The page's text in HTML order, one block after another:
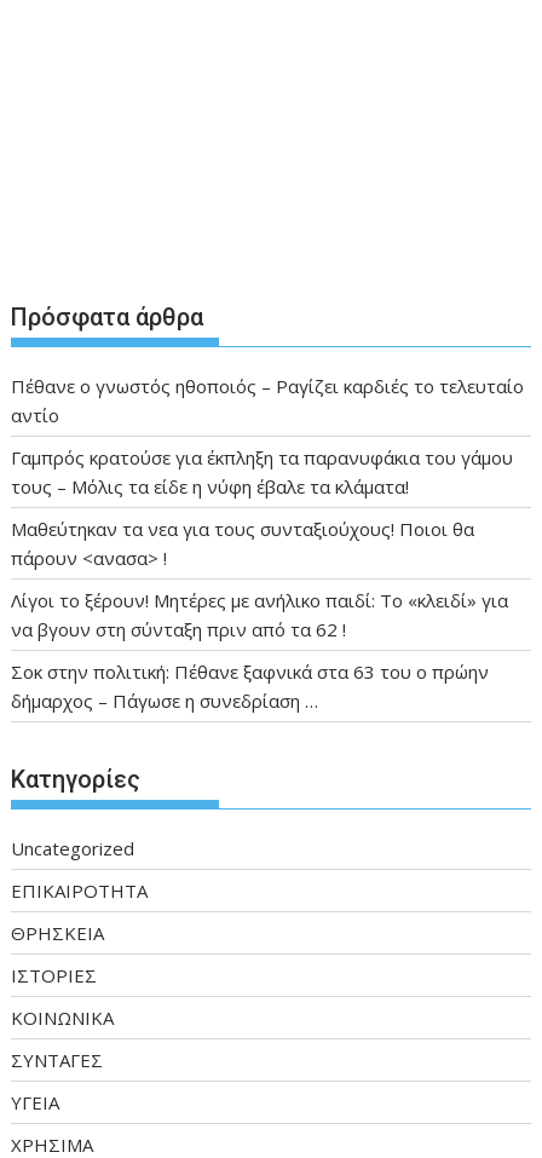
Πρόσφατα άρθρα
Πέθανε ο γνωστός ηθοποιός – Ραγίζει καρδιές το τελευταίο
αντίο
Γαμπρός κρατούσε για έκπληξη τα παρανυφάκια του γάμου
τους – Μόλις τα είδε η νύφη έβαλε τα κλάματα!
Μαθεύτηκαν τα νεα για τους συνταξιούχους! Ποιοι θα
πάρουν <ανασα> !
Λίγοι το ξέρουν! Μητέρες με ανήλικο παιδί: Το «κλειδί» για
να βγουν στη σύνταξη πριν από τα 62 !
Σοκ στην πολιτική: Πέθανε ξαφνικά στα 63 του ο πρώην
δήμαρχος – Πάγωσε η συνεδρίαση …
Kατηγορίες
Uncategorized
ΕΠΙΚΑΙΡΟΤΗΤΑ
ΘΡΗΣΚΕΙΑ
ΙΣΤΟΡΙΕΣ
ΚΟΙΝΩΝΙΚΑ
ΣΥΝΤΑΓΕΣ
ΥΓΕΙΑ
ΧΡΗΣΙΜΑ